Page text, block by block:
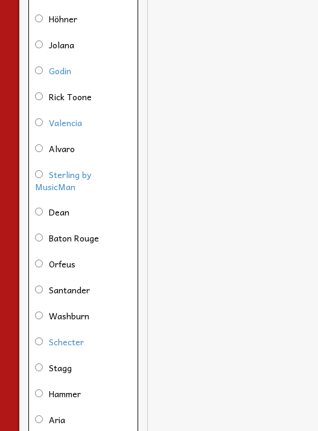
Höhner
Jolana
Godin
Rick Toone
Valencia
Alvaro
Sterling by
MusicMan
Dean
Baton Rouge
Orfeus
Santander
Washburn
Schecter
Stagg
Hammer
Aria